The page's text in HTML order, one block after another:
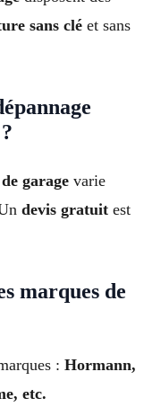
sans clé et sans
garage varie
devis gratuit est
marques de
: Hormann,
etc.